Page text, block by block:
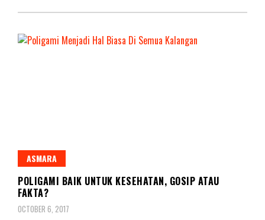
ASMARA
POLIGAMI BAIK UNTUK KESEHATAN, GOSIP ATAU
FAKTA?
OCTOBER 6, 2017